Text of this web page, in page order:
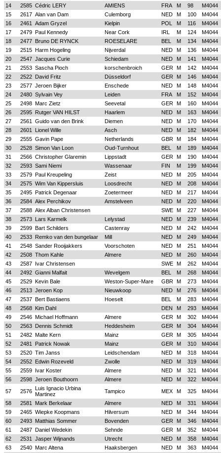
14
2585 Cédric LERY AMIENS FRA M 98
M4044
15
2617 Alan van Dam Culemborg NED M 100
M4044
16
2461 Adam Gryzel Kielpin POL M 116
M4044
17
2479 Paul Kennedy Near Cork IRL M 124
M4044
18
2477 Bruno DE RYNCK ROESELARE BEL M 134
M4044
19
2515 Harm Hogeling Nijverdal NED M 136
M4044
20
2547 Jacques Curie Schiedam NED M 141
M4044
21
2553 Sascha Pioch korschenbroich GER M 142
M4044
22
2522 David Fritz Düsseldorf GER M 146
M4044
23
2577 Jeroen Bijker Enschede NED M 148
M4044
24
2480 Sylvain Vey Leiden FRA M 152
M4044
25
2498 Marc Zietz Seevetal GER M 160
M4044
26
2595 Rutger VAN HILST Haarlem NED M 163
M4044
27
2561 Guido van den Brink Diemen NED M 170
M4044
28
2601 Lionel Wille Asch NED M 182
M4044
29
2555 Gavin Pape Netherlands GBR M 184
M4044
30
2528 Simon Van Loon Oud-Turnhout BEL M 189
M4044
31
2566 Christopher Glaremin Lippstadt GER M 190
M4044
32
2593 Sami Niemi Wassenaar FIN M 199
M4044
33
2579 Paul Kreupeling Zeist NED M 205
M4044
34
2575 Wim Van Kippersluis Loosdrecht NED M 208
M4044
35
2495 Patrick Degenaar Zoetermeer NED M 217
M4044
36
2584 Alex Perchikov Amstelveen NED M 220
M4044
37
2588 Alex Alban Christensen SWE M 227
M4044
38
2573 Lars Karmelk Lelystad NED M 239
M4044
39
2599 Bart Schilders Castenray NED M 242
M4044
40
2533 Remko van den bungelaar Mill NED M 249
M4044
41
2548 Sander Rooijakkers Voorschoten NED M 251
M4044
42
2508 Thom Kahle Almere NED M 260
M4044
43
2587 Ivar Christensen SWE M 262
M4044
44
2492 Gianni Malfait Wevelgem BEL M 268
M4044
45
2529 Kevin Bale Weston-Super-Mare GBR M 273
M4044
46
2513 Jeroen Kop Nieuwkoop NED M 276
M4044
47
2537 Bert Bastiaens Hoeselt BEL M 283
M4044
48
2568 Kim Dahl DEN M 293
M4044
49
2546 Michael Hoffmann Almere GER M 302
M4044
50
2563 Dennis Schmidt Heddesheim GER M 304
M4044
51
2482 Malte Kern Mainz GER M 305
M4044
52
2481 Patrick Nowak Mainz GER M 310
M4044
53
2520 Tim Janss Leidschendam NED M 318
M4044
54
2552 Edwin Rozeveld Zwolle NED M 319
M4044
55
2559 Ivar Koster Almere NED M 321
M4044
56
2598 Jeroen Bouthoorn Almere NED M 322
M4044
57
2576 Luis Ignacio Urbina
Martinez
Tampico MEX M 325
M4044
58
2581 Mark Berkelaar Almere NED M 331
M4044
59
2465 Wiepke Koopmans Hilversum NED M 344
M4044
60
2493 Matthias Sommer Bovenden GER M 346
M4044
61
2487 Daniel Wedekin Sehnde GER M 352
M4044
62
2531 Jasper Wijnands Utrecht NED M 358
M4044
63
2540 Marc Altena Haaksbergen NED M 363
M4044